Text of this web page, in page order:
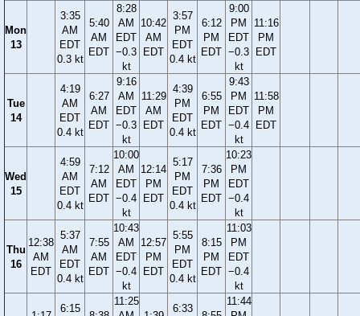
Mon
13
3:35
AM
EDT
0.3 kt
5:40
AM
EDT
8:28
AM
EDT
−0.3
kt
10:42
AM
EDT
3:57
PM
EDT
0.4 kt
6:12
PM
EDT
9:00
PM
EDT
−0.3
kt
11:16
PM
EDT
Tue
14
4:19
AM
EDT
0.4 kt
6:27
AM
EDT
9:16
AM
EDT
−0.3
kt
11:29
AM
EDT
4:39
PM
EDT
0.4 kt
6:55
PM
EDT
9:43
PM
EDT
−0.4
kt
11:58
PM
EDT
Wed
15
4:59
AM
EDT
0.4 kt
7:12
AM
EDT
10:00
AM
EDT
−0.4
kt
12:14
PM
EDT
5:17
PM
EDT
0.4 kt
7:36
PM
EDT
10:23
PM
EDT
−0.4
kt
Thu
16
12:38
AM
EDT
5:37
AM
EDT
0.4 kt
7:55
AM
EDT
10:43
AM
EDT
−0.4
kt
12:57
PM
EDT
5:55
PM
EDT
0.4 kt
8:15
PM
EDT
11:03
PM
EDT
−0.4
kt
6:15
11:25
6:33
11:44